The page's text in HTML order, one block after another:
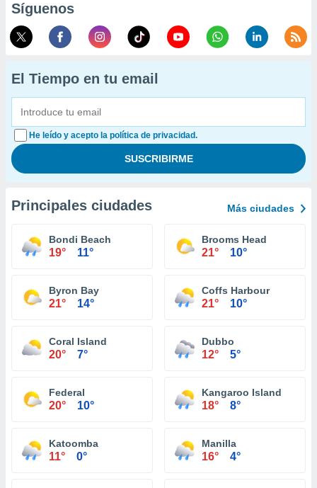
Síguenos
El Tiempo en tu email
He leído y acepto la política de privacidad.
Principales ciudades Más ciudades
Bondi Beach
19° 11°
Brooms Head
21° 10°
Byron Bay
21° 14°
Coffs Harbour
21° 10°
Coral Island
20° 7°
Dubbo
12° 5°
Federal
20° 10°
Kangaroo Island
18° 8°
Katoomba
11° 0°
Manilla
16° 4°